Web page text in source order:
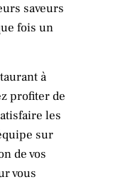
saveurs
fois un
à
profiter de
les
sur
de vos
vous